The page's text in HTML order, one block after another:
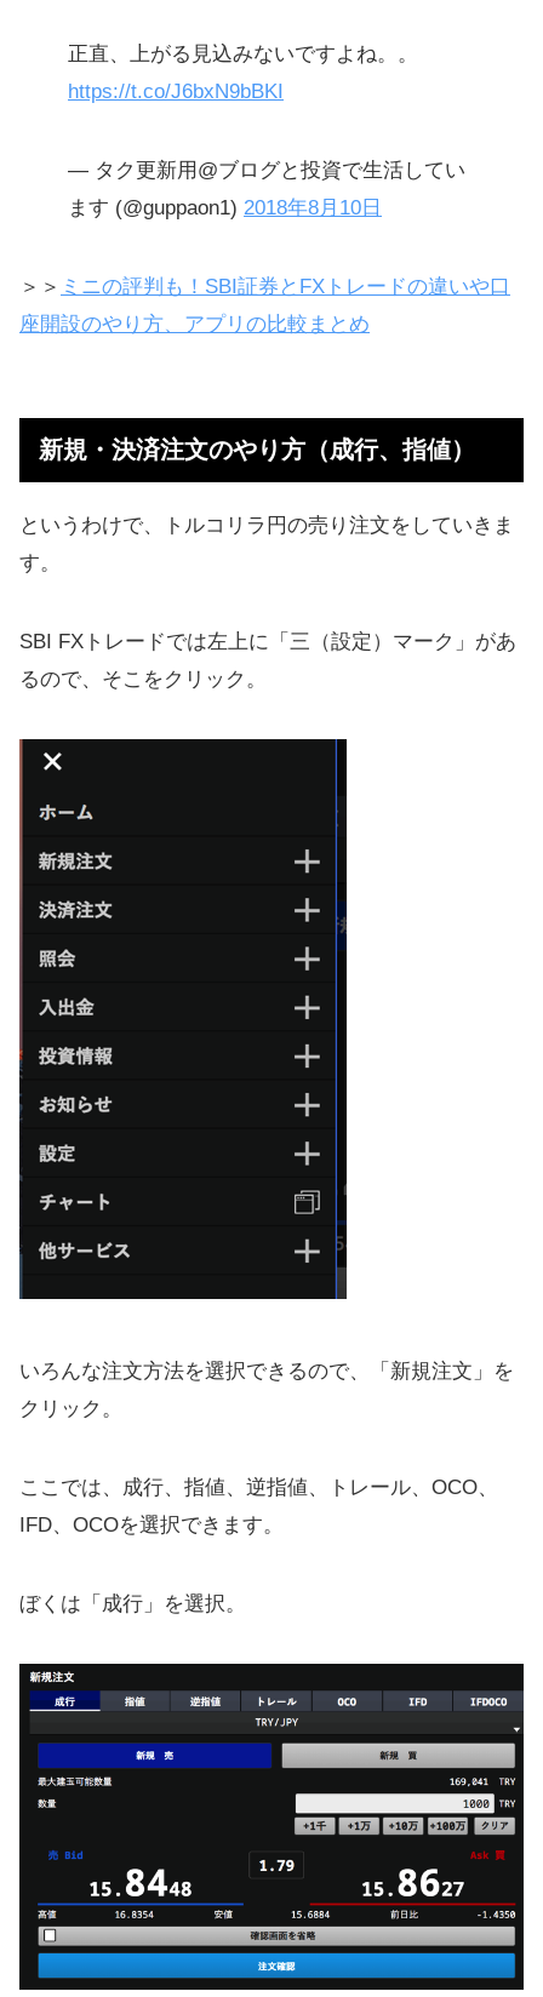
正直、上がる見込みないですよね。。
https://t.co/J6bxN9bBKI
— タク更新用@ブログと投資で生活してい
ます (@guppaon1) 2018年8月10日
＞＞ ミニの評判も！SBI証券とFXトレードの違いや口
座開設のやり方、アプリの比較まとめ
新規・決済注文のやり方（成行、指値）
というわけで、トルコリラ円の売り注文をしていきま
す。
SBI FXトレードでは左上に「三（設定）マーク」があ
るので、そこをクリック。
いろんな注文方法を選択できるので、「新規注文」を
クリック。
ここでは、成行、指値、逆指値、トレール、OCO、
IFD、OCOを選択できます。
ぼくは「成行」を選択。